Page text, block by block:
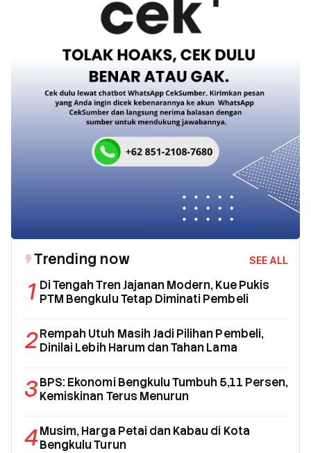
Trending now SEE ALL
1 Di Tengah Tren Jajanan Modern, Kue Pukis
PTM Bengkulu Tetap Diminati Pembeli
2Rempah Utuh Masih Jadi Pilihan Pembeli,
Dinilai Lebih Harum dan Tahan Lama
3BPS: Ekonomi Bengkulu Tumbuh 5,11 Persen,
Kemiskinan Terus Menurun
4Musim, Harga Petai dan Kabau di Kota
Bengkulu Turun